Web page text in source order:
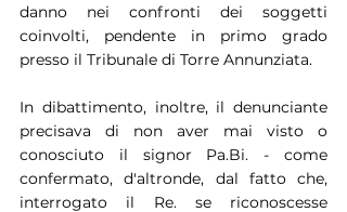
danno nei confronti dei soggetti
coinvolti, pendente in primo grado
presso il Tribunale di Torre Annunziata.
In dibattimento, inoltre, il denunciante
precisava di non aver mai visto o
conosciuto il signor Pa.Bi. - come
confermato, d'altronde, dal fatto che,
interrogato il Re. se riconoscesse